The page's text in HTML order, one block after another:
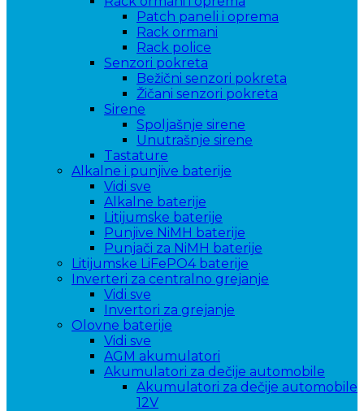
Patch paneli i oprema
Rack ormani
Rack police
Senzori pokreta
Bežični senzori pokreta
Žičani senzori pokreta
Sirene
Spoljašnje sirene
Unutrašnje sirene
Tastature
Alkalne i punjive baterije
Vidi sve
Alkalne baterije
Litijumske baterije
Punjive NiMH baterije
Punjači za NiMH baterije
Litijumske LiFePO4 baterije
Inverteri za centralno grejanje
Vidi sve
Invertori za grejanje
Olovne baterije
Vidi sve
AGM akumulatori
Akumulatori za dečije automobile
Akumulatori za dečije automobile
12V